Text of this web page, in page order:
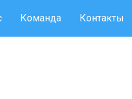
Команда Контакты